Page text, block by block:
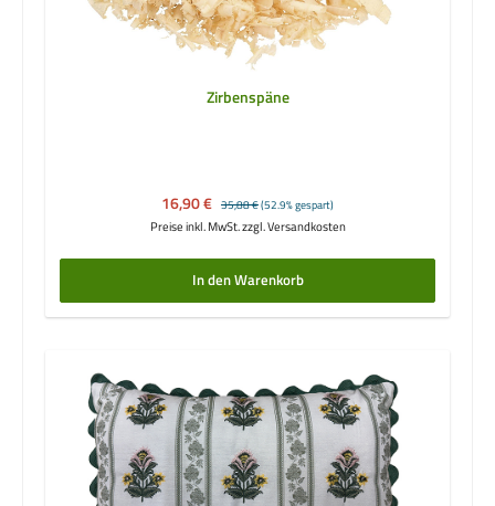
Zirbenspäne
Verkaufspreis:
16,90 € Regulärer Preis:
35,88 €(52.9% gespart)
Preise inkl. MwSt. zzgl. Versandkosten
In den Warenkorb